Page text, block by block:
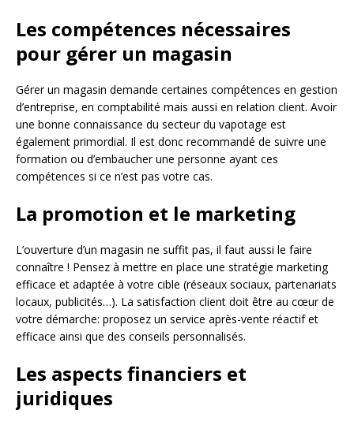
Les compétences nécessaires
pour gérer un magasin
Gérer un magasin demande certaines compétences en gestion
d’entreprise, en comptabilité mais aussi en relation client. Avoir
une bonne connaissance du secteur du vapotage est
également primordial. Il est donc recommandé de suivre une
formation ou d’embaucher une personne ayant ces
compétences si ce n’est pas votre cas.
La promotion et le marketing
L’ouverture d’un magasin ne suffit pas, il faut aussi le faire
connaître ! Pensez à mettre en place une stratégie marketing
efficace et adaptée à votre cible (réseaux sociaux, partenariats
locaux, publicités…). La satisfaction client doit être au cœur de
votre démarche: proposez un service après-vente réactif et
efficace ainsi que des conseils personnalisés.
Les aspects financiers et
juridiques